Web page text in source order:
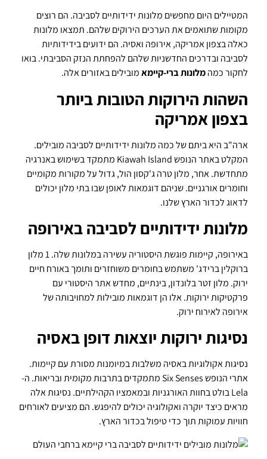
המטיילים היום מחפשים מלונות ידידותיים לסביבה. הם רוצים
מקומות שתואמים את הערכים הירוקים שלהם. תמצאו מלונות
כאלה בצפון אמריקה, אירופה ואסיה. הם ידועים בידידותיות
לסביבה ובדרכים החדשניות שלהם להפחתת הנזק הסביבתי. בואו
לחקור כמהמלונות ברי-קיימאמובילים באזורים אלה.
השהות הירוקות הטובות ביותר
בצפון אמריקה
ארה"ב היא ביתם של כמה מלונות ידידותיים לסביבה מובילים.
המקלט באתר הנופש Kiawah Island מתמקד בשימוש באנרגיה
מתחדשת. אחר, מלון טרה ג'קסון הול, גדול על מקורות מקומיים
וחומרים אורגניים. שניהם דוגמאות לאופן שבו בתי מלון יכולים
לדאוג לכדור הארץ שלנו.
מלונות ידידותיים לסביבה באירופה
באירופה, קיימות פוגשת היסטוריה עשירה במלונות שלה. 1 מלון
ברוקלין ברידג' משתמש בחומרים משוחזרים ותומך באורח חיים
ירוק. מלון זטר בלונדון, בינתיים, מחדש אתר היסטורי עם
פרקטיקות ירוקות. אלו הן דוגמאות מובילות למחויבותה של
אירופה לאירוח ירוק.
נסיגות ירוקות יוצאות דופן באסיה
נסיגות אקולוגיות באסיה משלבות במיומנות מסורת עם קיימות.
אתרי הנופש Six Senses מתמקדים בתרבות מקומית ובריאות. ה-
Lela בולט בחוות האורגניות ובמאמציו הקהילתיים. נסיגות אלה
מראים כיצד יוקרה ואקולוגיה יכולים להיפגש. הם מציעים לאורחים
חוויות עמוקות תוך כדי טיפול בכדור הארץ.